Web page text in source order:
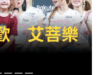
　艾菩樂